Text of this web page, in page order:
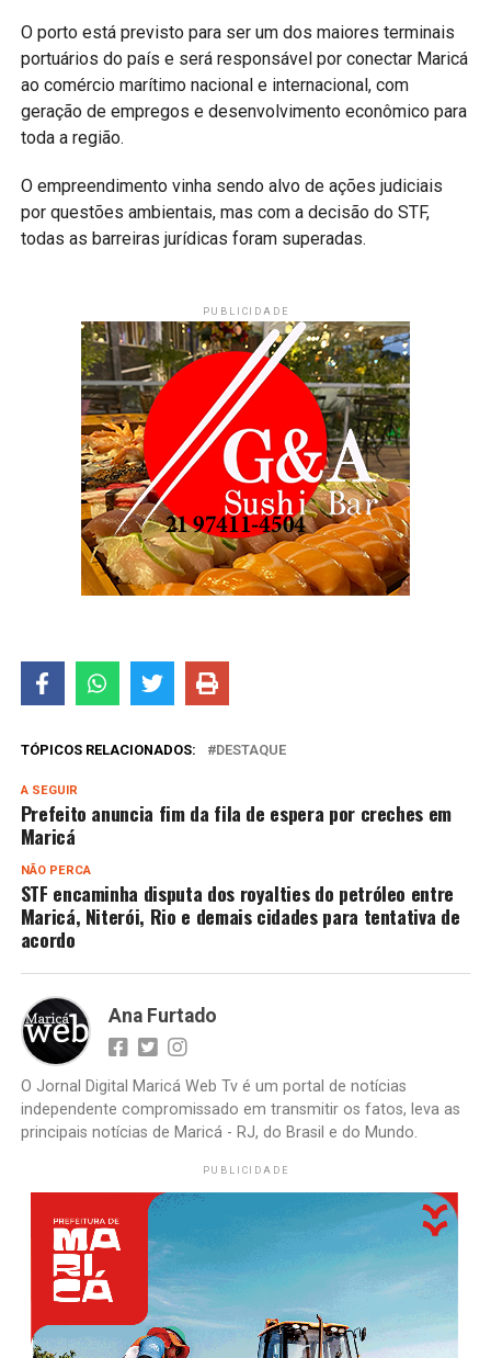
O porto está previsto para ser um dos maiores terminais
portuários do país e será responsável por conectar Maricá
ao comércio marítimo nacional e internacional, com
geração de empregos e desenvolvimento econômico para
toda a região.
O empreendimento vinha sendo alvo de ações judiciais
por questões ambientais, mas com a decisão do STF,
todas as barreiras jurídicas foram superadas.
PUBLICIDADE
TÓPICOS RELACIONADOS: DESTAQUE
A SEGUIR
Prefeito anuncia fim da fila de espera por creches em
Maricá
NÃO PERCA
STF encaminha disputa dos royalties do petróleo entre
Maricá, Niterói, Rio e demais cidades para tentativa de
acordo
Ana Furtado
O Jornal Digital Maricá Web Tv é um portal de notícias
independente compromissado em transmitir os fatos, leva as
principais notícias de Maricá - RJ, do Brasil e do Mundo.
PUBLICIDADE